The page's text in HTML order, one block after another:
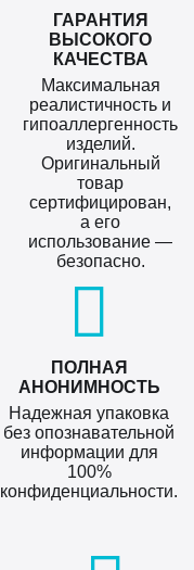
ГАРАНТИЯ
ВЫСОКОГО
КАЧЕСТВА
Максимальная
реалистичность и
гипоаллергенность
изделий.
Оригинальный
товар
сертифицирован,
а его
использование —
безопасно.
ПОЛНАЯ
АНОНИМНОСТЬ
Надежная упаковка
без опознавательной
информации для
100%
конфиденциальности.